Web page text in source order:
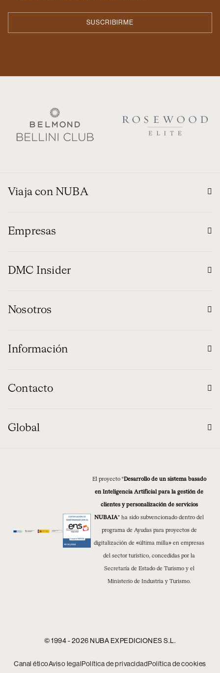
Viaja con NUBA
Empresas
DMC Insider
Nosotros
Información
Contacto
Global
El proyecto “Desarrollo de un sistema basado
en Inteligencia Artificial para la gestión de
clientes y personalización de servicios
NUBAIA” ha sido subvencionado dentro del
programa de Ayudas para proyectos de
digitalización de «última milla» en empresas
del sector turístico, concedidas por la
Secretaría de Estado de Turismo y el
Ministerio de Industria y Turismo.
© 1994 - 2026 NUBA EXPEDICIONES S.L.
Canal éticoAviso legal Política de privacidad Política de cookies